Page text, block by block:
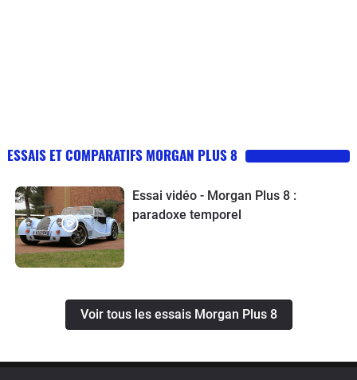
ESSAIS ET COMPARATIFS MORGAN PLUS 8
Essai vidéo - Morgan Plus 8 :
paradoxe temporel
Voir tous les essais Morgan Plus 8